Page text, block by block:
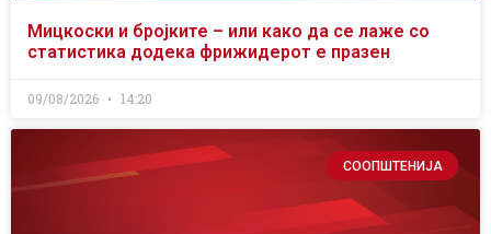
Мицкоски и бројките – или како да се лаже со
статистика додека фрижидерот е празен
09/08/2026 14:20
СООПШТЕНИЈА